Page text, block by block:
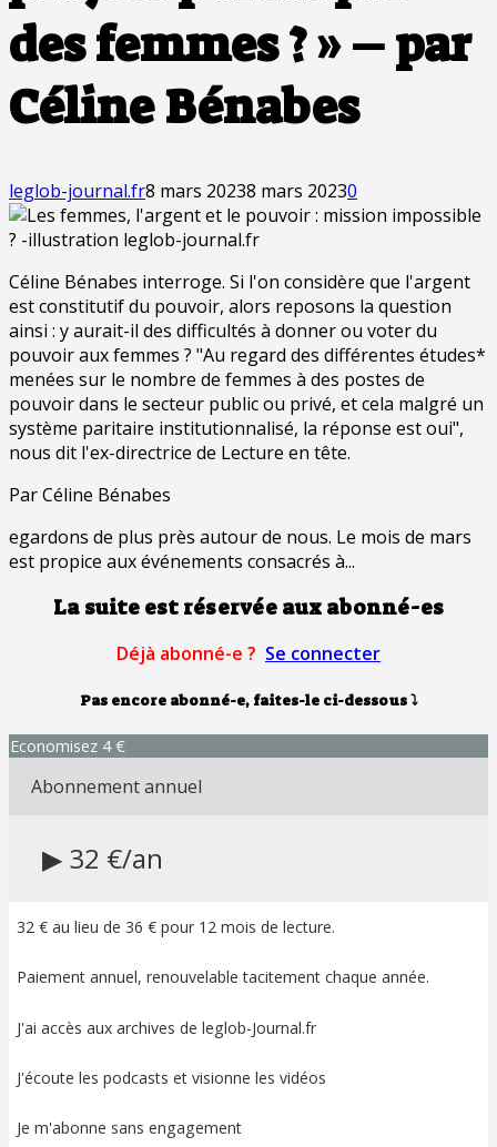
des femmes ? » – par
Céline Bénabes
leglob-journal.fr8 mars 20238 mars 20230
Céline Bénabes interroge. Si l'on considère que l'argent
est constitutif du pouvoir, alors reposons la question
ainsi : y aurait-il des difficultés à donner ou voter du
pouvoir aux femmes ? "Au regard des différentes études*
menées sur le nombre de femmes à des postes de
pouvoir dans le secteur public ou privé, et cela malgré un
système paritaire institutionnalisé, la réponse est oui",
nous dit l'ex-directrice de Lecture en tête.
Par Céline Bénabes
egardons de plus près autour de nous. Le mois de mars
est propice aux événements consacrés à...
La suite est réservée aux abonné-es
Déjà abonné-e ? Se connecter
Pas encore abonné-e, faites-le ci-dessous⤵
Economisez 4 €
Abonnement annuel
▶ 32 €/an
32 € au lieu de 36 € pour 12 mois de lecture.
Paiement annuel, renouvelable tacitement chaque année.
J'ai accès aux archives de leglob-Journal.fr
J'écoute les podcasts et visionne les vidéos
Je m'abonne sans engagement